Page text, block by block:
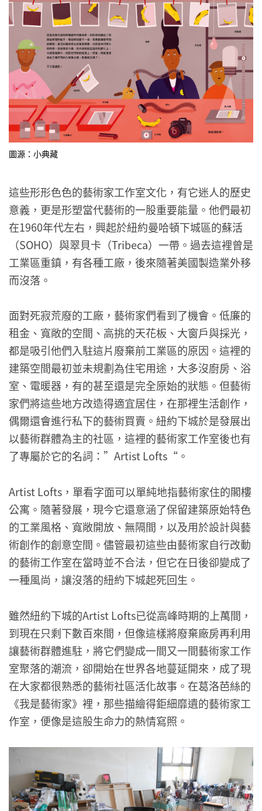
圖源：小典藏
這些形形色色的藝術家工作室文化，有它迷人的歷史
意義，更是形塑當代藝術的一股重要能量。他們最初
在1960年代左右，興起於紐約曼哈頓下城區的蘇活
（SOHO）與翠貝卡（Tribeca）一帶。過去這裡曾是
工業區重鎮，有各種工廠，後來隨著美國製造業外移
而沒落。
面對死寂荒廢的工廠，藝術家們看到了機會。低廉的
租金、寬敞的空間、高挑的天花板、大窗戶與採光，
都是吸引他們入駐這片廢棄前工業區的原因。這裡的
建築空間最初並未規劃為住宅用途，大多沒廚房、浴
室、電暖器，有的甚至還是完全原始的狀態。但藝術
家們將這些地方改造得適宜居住，在那裡生活創作，
偶爾還會進行私下的藝術買賣。紐約下城於是發展出
以藝術群體為主的社區，這裡的藝術家工作室後也有
了專屬於它的名詞：”Artist Lofts“。
Artist Lofts，單看字面可以單純地指藝術家住的閣樓
公寓。隨著發展，現今它還意涵了保留建築原始特色
的工業風格、寬敞開放、無隔間，以及用於設計與藝
術創作的創意空間。儘管最初這些由藝術家自行改動
的藝術工作室在當時並不合法，但它在日後卻變成了
一種風尚，讓沒落的紐約下城起死回生。
雖然紐約下城的Artist Lofts已從高峰時期的上萬間，
到現在只剩下數百來間，但像這樣將廢棄廠房再利用
讓藝術群體進駐，將它們變成一間又一間藝術家工作
室聚落的潮流，卻開始在世界各地蔓延開來，成了現
在大家都很熟悉的藝術社區活化故事。在葛洛芭絲的
《我是藝術家》裡，那些描繪得鉅細靡遺的藝術家工
作室，便像是這股生命力的熱情寫照。